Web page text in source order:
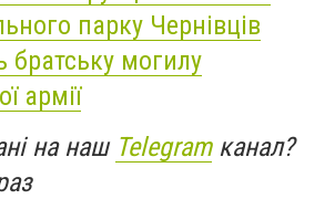
парку Чернівців
братську могилу
армії
на наш Telegramканал?